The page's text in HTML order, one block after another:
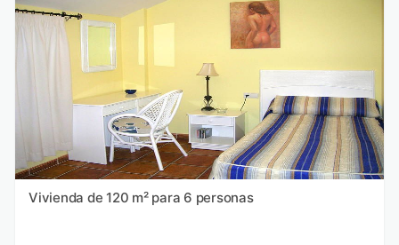
Vivienda de 120 m² para 6 personas